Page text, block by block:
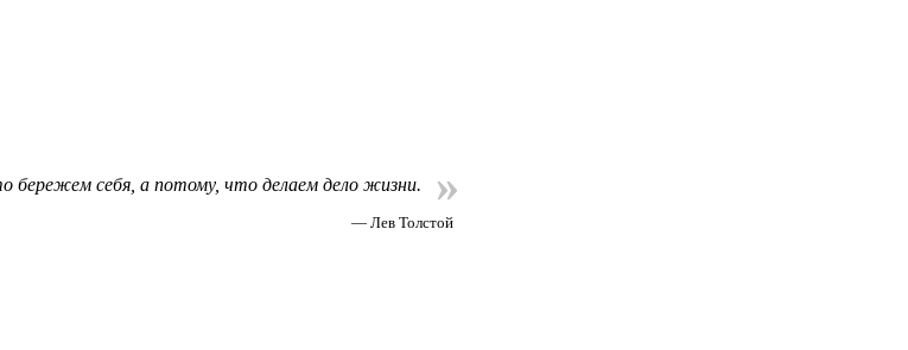
себя, а потому, что делаем дело жизни. »
— Лев Толстой